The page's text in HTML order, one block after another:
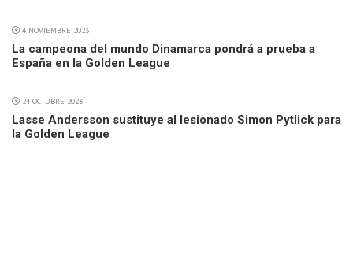
4 NOVIEMBRE 2023
La campeona del mundo Dinamarca pondrá a prueba a
España en la Golden League
24 OCTUBRE 2023
Lasse Andersson sustituye al lesionado Simon Pytlick para
la Golden League